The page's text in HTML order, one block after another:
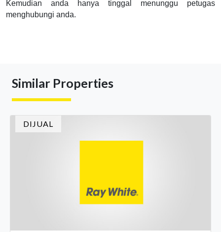
Kemudian anda hanya tinggal menunggu petugas
menghubungi anda.
Similar Properties
DIJUAL